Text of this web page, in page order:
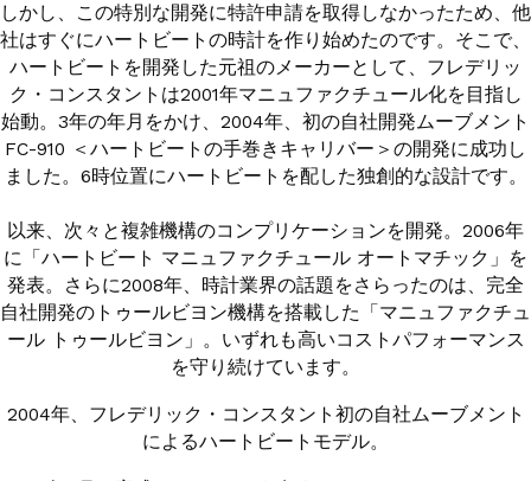
しかし、この特別な開発に特許申請を取得しなかったため、他
社はすぐにハートビートの時計を作り始めたのです。そこで、
ハートビートを開発した元祖のメーカーとして、フレデリッ
ク・コンスタントは2001年マニュファクチュール化を目指し
始動。3年の年月をかけ、2004年、初の自社開発ムーブメント
FC-910 ＜ハートビートの手巻きキャリバー＞の開発に成功し
ました。6時位置にハートビートを配した独創的な設計です。
以来、次々と複雑機構のコンプリケーションを開発。2006年
に「ハートビート マニュファクチュール オートマチック」を
発表。さらに2008年、時計業界の話題をさらったのは、完全
自社開発のトゥールビヨン機構を搭載した「マニュファクチュ
ール トゥールビヨン」。いずれも高いコストパフォーマンス
を守り続けています。
2004年、フレデリック・コンスタント初の自社ムーブメント
によるハートビートモデル。